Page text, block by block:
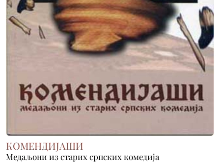
КОМЕНДИЈАШИ
Медаљони из старих српских комедија